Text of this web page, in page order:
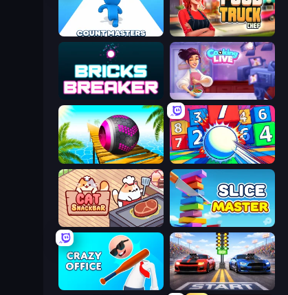
Food Truck Chef™: A Fun Cooking Game
Bricks Breaker Cooking Live
Rolling Balls Sea Race Entropy
Cat Snack Bar Slice Master
Crazy Office: Slap and Smash! Street Racer 2